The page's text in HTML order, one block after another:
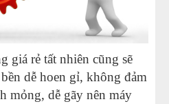
giá rẻ tất nhiên cũng sẽ
dễ hoen gỉ, không đảm
mỏng, dễ gãy nên máy